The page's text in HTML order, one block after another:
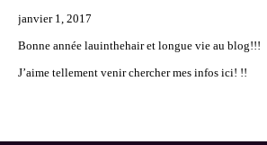
janvier 1, 2017
Bonne année lauinthehair et longue vie au blog!!!
J’aime tellement venir chercher mes infos ici! !!